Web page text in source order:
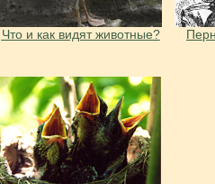
Что и как видят животные?